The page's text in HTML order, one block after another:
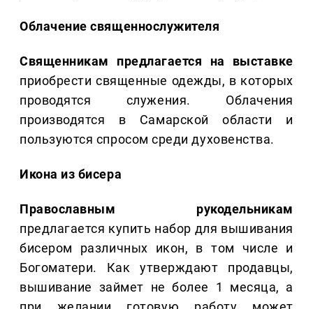
Облачение священнослужителя
Священникам предлагается на выставке
приобрести священные одежды, в которых
проводятся служения. Облачения
производятся в Самарской области и
пользуются спросом среди духовенства.
Икона из бисера
Православным рукодельникам
предлагается купить набор для вышивания
бисером различных икон, в том числе и
Богоматери. Как утверждают продавцы,
вышивание займет не более 1 месяца, а